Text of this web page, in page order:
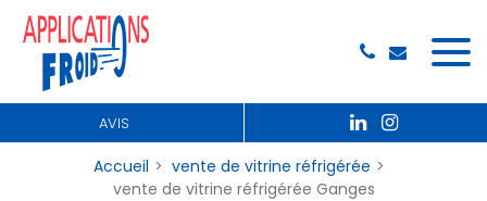
AVIS
Accueil
vente de vitrine réfrigérée
vente de vitrine réfrigérée Ganges
Panneau de gestion des cookies